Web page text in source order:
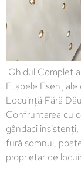
Ghidul Complet
Etapele
Locuință Fără
Confruntarea cu
gândaci
fură somnul,
proprietar de